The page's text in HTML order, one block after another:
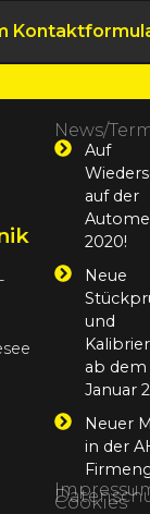
News/
Auf
auf der
2020!
Neue
und
ab dem
Januar
Neuer
in der
Cookies